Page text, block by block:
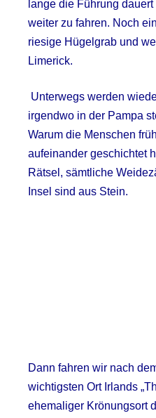
lange die Führung
weiter zu fahren. Noch
riesige Hügelgrab und
Limerick.
Unterwegs werden
irgendwo in der Pampa
Warum die Menschen
aufeinander geschichtet
Rätsel, sämtliche
Insel sind aus Stein.
Dann fahren wir nach
wichtigsten Ort Irlands
ehemaliger Krönungsort